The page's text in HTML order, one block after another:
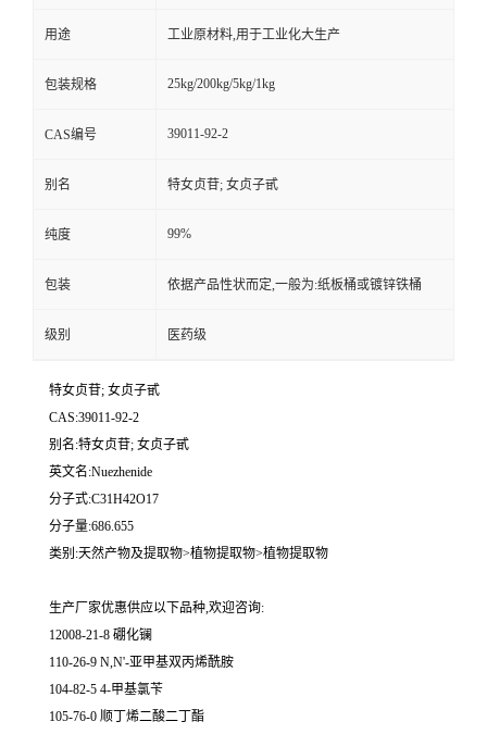
用途 工业原材料,用于工业化大生产
包装规格 25kg/200kg/5kg/1kg
CAS编号 39011-92-2
别名 特女贞苷; 女贞子甙
纯度 99%
包装 依据产品性状而定,一般为:纸板桶或镀锌铁桶
级别 医药级
特女贞苷; 女贞子甙
CAS:39011-92-2
别名:特女贞苷; 女贞子甙
英文名:Nuezhenide
分子式:C31H42O17
分子量:686.655
类别:天然产物及提取物>植物提取物>植物提取物
生产厂家优惠供应以下品种,欢迎咨询:
12008-21-8 硼化镧
110-26-9 N,N'-亚甲基双丙烯酰胺
104-82-5 4-甲基氯苄
105-76-0 顺丁烯二酸二丁酯